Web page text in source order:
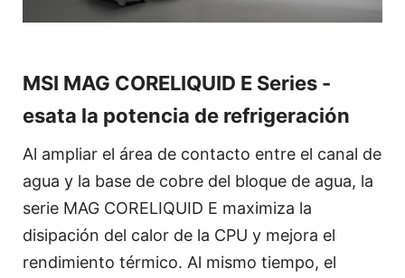
MSI MAG CORELIQUID E Series -
esata la potencia de refrigeración
Al ampliar el área de contacto entre el canal de
agua y la base de cobre del bloque de agua, la
serie MAG CORELIQUID E maximiza la
disipación del calor de la CPU y mejora el
rendimiento térmico. Al mismo tiempo, el